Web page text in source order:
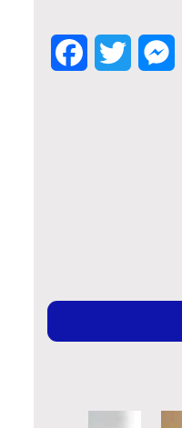
FacebookTwitter